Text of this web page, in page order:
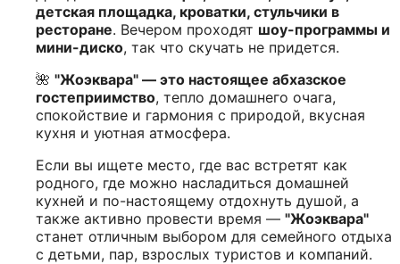
детская площадка, кроватки, стульчики в
ресторане. Вечером проходят шоу-программы и
мини-диско, так что скучать не придется.
🌺 "Жоэквара" — это настоящее абхазское
гостеприимство, тепло домашнего очага,
спокойствие и гармония с природой, вкусная
кухня и уютная атмосфера.
Если вы ищете место, где вас встретят как
родного, где можно насладиться домашней
кухней и по-настоящему отдохнуть душой, а
также активно провести время — "Жоэквара"
станет отличным выбором для семейного отдыха
с детьми, пар, взрослых туристов и компаний.